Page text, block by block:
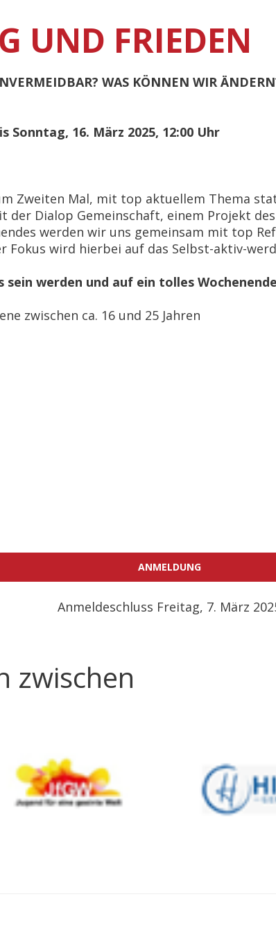
UND FRIEDEN
WAS KÖNNEN WIR
Sonntag, 16. März 2025, 12:00 Uhr
Zweiten Mal, mit top aktuellem Thema
der Dialop Gemeinschaft, einem Projekt
werden wir uns gemeinsam mit top
Fokus wird hierbei auf das Selbst-aktiv-
werden und auf ein tolles
zwischen ca. 16 und 25 Jahren
ANMELDUNG
Anmeldeschluss Freitag, 7. März
zwischen